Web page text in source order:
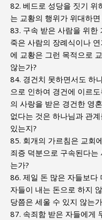
82. 베드로 성당을 짓기 위
는 교황의 행위가 위대하
83. 구속 받은 사람을 위한
죽은 사람의 장례식이나
에 교황은 그런 목적으로
않는가?
84. 경건치 못하면서도 하
으로 인하여 경건에 이르
의 사랑을 받은 경건한 영
없다는 것은 하나님과 관
있는지?
85. 회개의 가르침은 교회
죄증 덕분으로 구속된다는
는가?
86. 제일 돈 많은 자들보다
자들이 내는 돈으로 하지
당쯤은 세울 수 있지 않는
87. 속죄함 받은 자들에게